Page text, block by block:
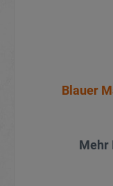
Blauer
Mehr